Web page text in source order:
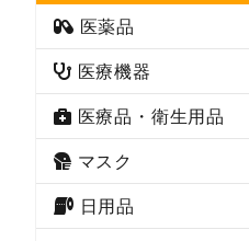
医薬品
医療機器
医療品・衛生用品
マスク
日用品